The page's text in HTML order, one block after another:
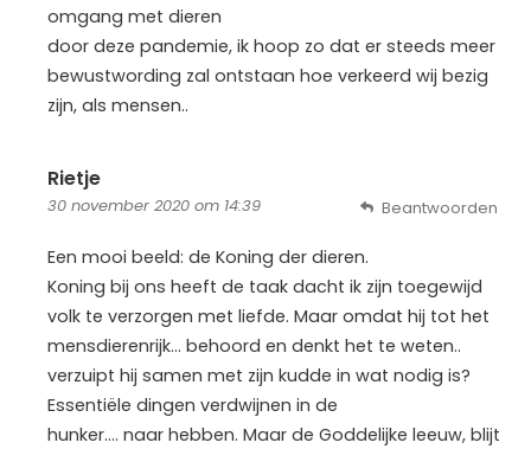
omgang met dieren
door deze pandemie, ik hoop zo dat er steeds meer
bewustwording zal ontstaan hoe verkeerd wij bezig
zijn, als mensen..
Rietje
30 november 2020 om 14:39
Een mooi beeld: de Koning der dieren.
Koning bij ons heeft de taak dacht ik zijn toegewijd
volk te verzorgen met liefde. Maar omdat hij tot het
mensdierenrijk… behoord en denkt het te weten..
verzuipt hij samen met zijn kudde in wat nodig is?
Essentiële dingen verdwijnen in de
hunker…. naar hebben. Maar de Goddelijke leeuw, blijt
Beantwoorden